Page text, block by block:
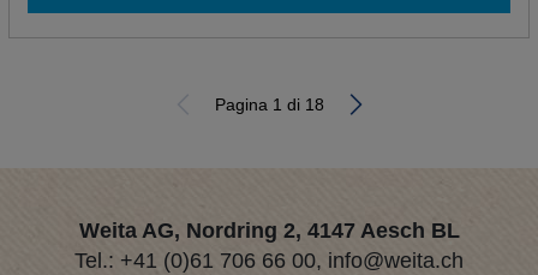
Pagina 1 di 18
Weita AG, Nordring 2, 4147 Aesch BL
Tel.: +41 (0)61 706 66 00, info@weita.ch